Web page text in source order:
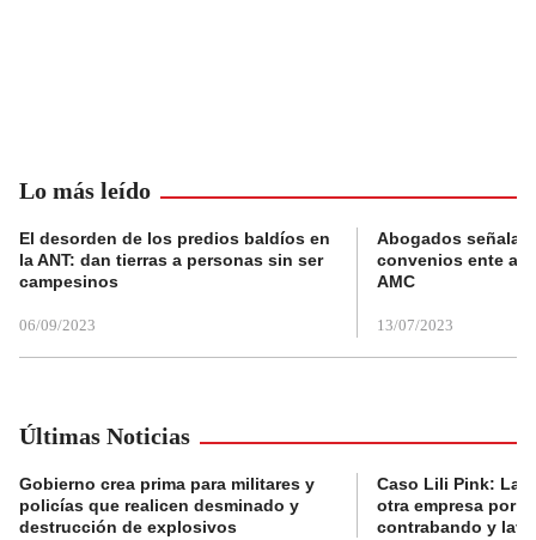
Lo más leído
El desorden de los predios baldíos en
la ANT: dan tierras a personas sin ser
campesinos
06/09/2023
Abogados
convenios ente
AMC
13/07/2023
Últimas Noticias
Gobierno crea prima para militares y
policías que realicen desminado y
destrucción de explosivos
Caso Lili Pink: La
otra empresa por
contrabando y